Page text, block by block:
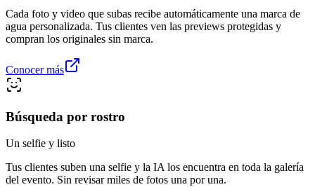
Cada foto y video que subas recibe automáticamente una marca de
agua personalizada. Tus clientes ven las previews protegidas y
compran los originales sin marca.
Conocer más
Búsqueda por rostro
Un selfie y listo
Tus clientes suben una selfie y la IA los encuentra en toda la galería
del evento. Sin revisar miles de fotos una por una.